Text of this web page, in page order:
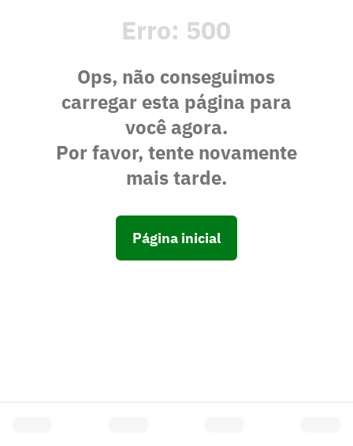
Erro: 500
Ops, não conseguimos
carregar esta página para
você agora.
Por favor, tente novamente
mais tarde.
Página inicial